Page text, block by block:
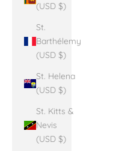
(USD $)
St.
Barthélemy
(USD $)
St. Helena
(USD $)
St. Kitts &
Nevis
(USD $)